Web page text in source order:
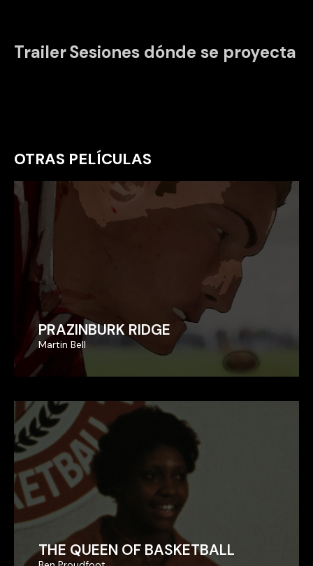
TrailerSesiones dónde se proyecta
OTRAS PELÍCULAS
PRAZINBURK RIDGE
Martin Bell
PRAZINBURK RIDGE
Martin Bell
THE QUEEN OF BASKETBALL
THE QUEEN OF BASKETBALL